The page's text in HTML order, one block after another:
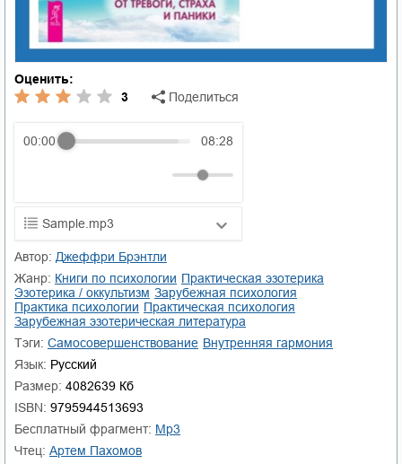
Оценить:
3
Поделиться
00:00 08:28
Sample.mp3
01.mp3
02.mp3 20:50
03.mp3 14:00
Автор:
Джеффри Брэнтли
Жанр:
книги по психологии
практическая эзотерика
эзотерика / оккультизм
зарубежная психология
практика психологии
практическая психология
зарубежная эзотерическая литература
Тэги:
самосовершенствование
внутренняя гармония
Язык: Русский
Размер: 4082639 Кб
ISBN: 9795944513693
Бесплатный фрагмент:
mp3
Чтец:
Артем Пахомов